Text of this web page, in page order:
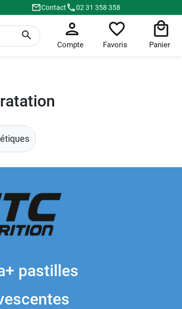
Contact 02 31 358 358
Compte Favoris Panier
pastilles